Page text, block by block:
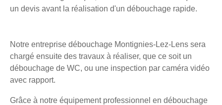
un devis avant la réalisation d'un débouchage rapide.
Notre entreprise débouchage Montignies-Lez-Lens sera
chargé ensuite des travaux à réaliser, que ce soit un
débouchage de WC, ou une inspection par caméra vidéo
avec rapport.
Grâce à notre équipement professionnel en débouchage